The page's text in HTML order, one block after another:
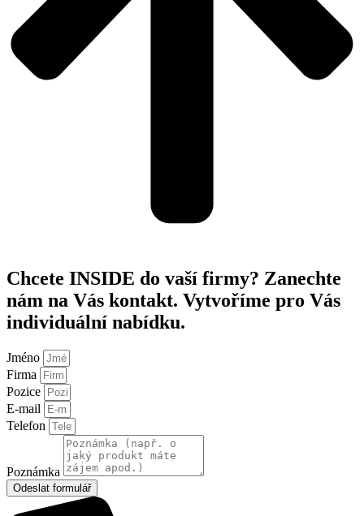
Chcete INSIDE do vaší firmy? Zanechte
nám na Vás kontakt. Vytvoříme pro Vás
individuální nabídku.
Jméno
Firma
Pozice
E-mail
Telefon
Poznámka
Odeslat formulář